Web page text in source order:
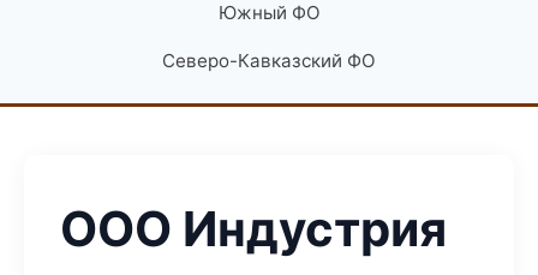
Южный ФО
Северо-Кавказский ФО
ООО Индустрия